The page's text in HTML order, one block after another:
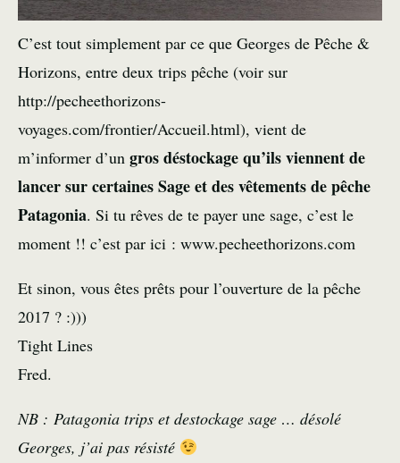
C’est tout simplement par ce que Georges de Pêche &
Horizons, entre deux trips pêche (voir sur
http://pecheethorizons-
voyages.com/frontier/Accueil.html), vient de
m’informer d’un gros déstockage qu’ils viennent de
lancer sur certaines Sage et des vêtements de pêche
Patagonia. Si tu rêves de te payer une sage, c’est le
moment !! c’est par ici : www.pecheethorizons.com
Et sinon, vous êtes prêts pour l’ouverture de la pêche
2017 ? :)))
Tight Lines
Fred.
NB : Patagonia trips et destockage sage … désolé
Georges, j’ai pas résisté